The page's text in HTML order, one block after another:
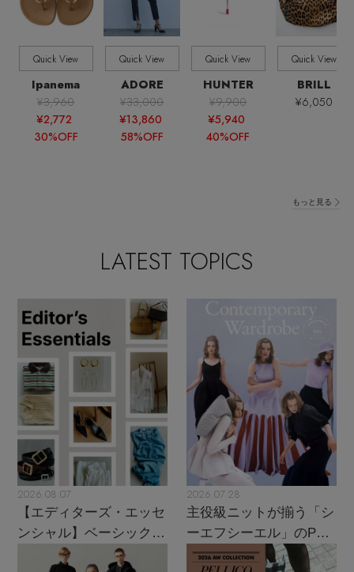
【雨の日】急な雨対策グッズ
【限定】ここでしか買えないアイテム
ブラウス・シャツ
カットソー・Tシャツ
ワンピース・チュニック
ジャケット
ニット
コート
ルームウェア・パジャマ
すべてのシューズ
サンダル
パンプス
レインシューズ
ブーツ
バッグ・財布
すべてのバッグ・財布
カゴバッグ
ハンドバッグ
財布・小物
ボディバッグ・ウェストポーチ
クラッチバッグ
ボストンバッグ
スーツケース
ファッション小物
すべてのファッション小物
スマートフォンケース・タブレットケース
アイウェア
ベルト
グローブ
レッグウェア
ポーチ
アクセサリー
リング
コサージュ・ブローチ
アンクレット
チャーム
ランジェリー
シューズ
バッグ・小物
水着・スイムウェア
CONTENTS
特集一覧
NEW IN BRAND
BRAND NEWS
HOT STYLE
よくあるご質問
Quick View
Ipanema
¥3,960
¥2,772
30%OFF
Quick View
ADORE
¥33,000
¥13,860
58%OFF
Quick View
HUNTER
¥9,900
¥5,940
40%OFF
Quick View
BRILL
¥6,050
もっと見る
LATEST TOPICS
2026.08.07
【エディターズ・エッセ
ンシャル】ベーシックと
トレンドが交差する16の
2026.07.28
主役級ニットが揃う「シ
ーエフシーエル」のPOP
UPがスタート